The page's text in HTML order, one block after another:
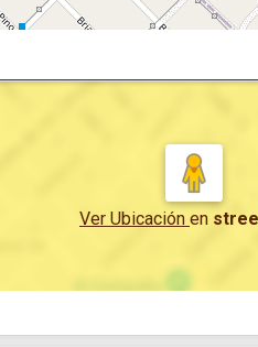
Ver Ubicación en